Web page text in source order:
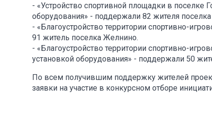
- «Устройство спортивной площадки в поселке
оборудования» - поддержали 82 жителя поселка
- «Благоустройство территории спортивно-
91 житель поселка Желнино.
- «Благоустройство территории спортивно-
установкой оборудования» - поддержали 50
По всем получившим поддержку жителей
заявки на участие в конкурсном отборе